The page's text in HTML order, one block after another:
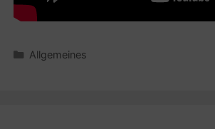
Kategorien
Allgemeines